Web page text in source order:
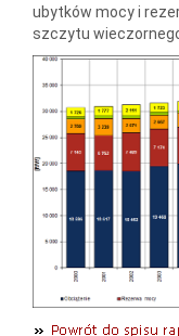
ubytków mocy i
szczytu